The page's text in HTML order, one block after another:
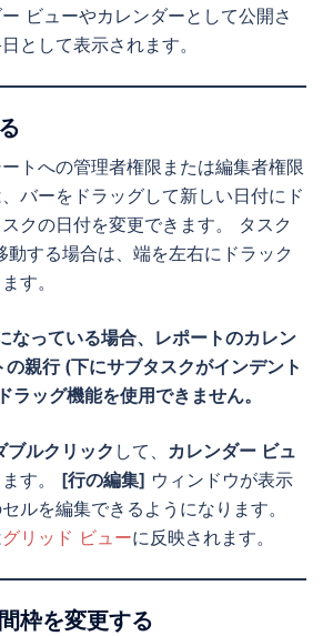
ビューやカレンダーとして公開さ
として表示されます。
トへの管理者権限または編集者権限
バーをドラッグして新しい日付にド
クの日付を変更できます。 タスク
する場合は、端を左右にドラック
す。
なっている場合、レポートのカレン
親行 (下にサブタスクがインデント
ラッグ機能を使用できません。
ブルクリック して、 カレンダー ビュ
す。 [行の編集] ウィンドウが表示
ルを編集できるようになります。
グリッド ビューに反映されます。
枠を変更する